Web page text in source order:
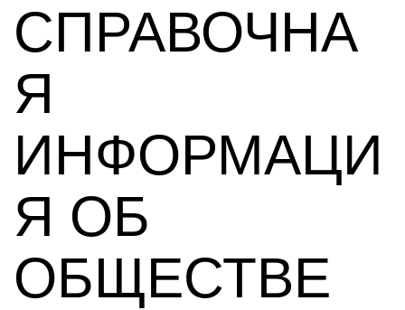
СПРАВОЧНА
Я
ИНФОРМАЦИ
Я ОБ
ОБЩЕСТВЕ